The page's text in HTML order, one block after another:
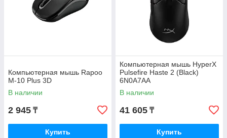
Компьютерная мышь Rapoo
M-10 Plus 3D
В наличии
2 945 ₸
Купить
Компьютерная мышь HyperX
Pulsefire Haste 2 (Black)
6N0A7AA
В наличии
41 605 ₸
Купить